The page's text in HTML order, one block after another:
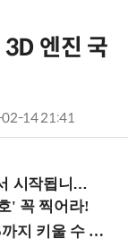
엔진 국
02-14 21:41
(9/2 강남역)